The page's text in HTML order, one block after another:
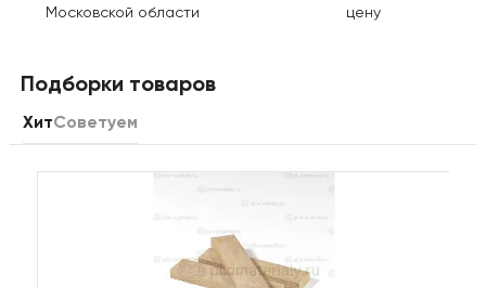
Московской области
цену
Подборки товаров
ХитСоветуем